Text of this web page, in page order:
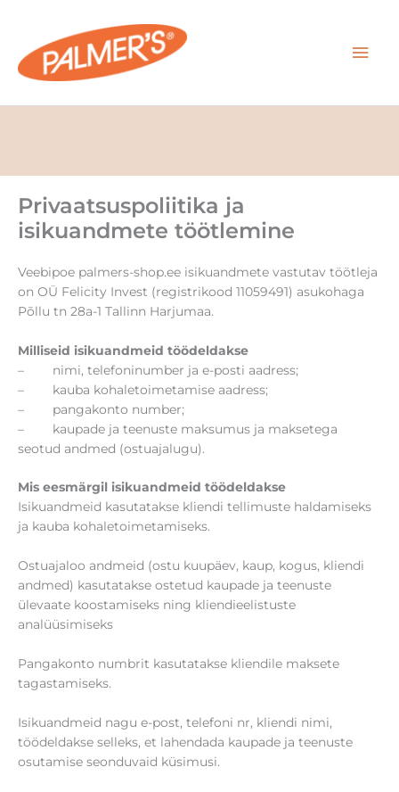
content
Privaatsuspoliitika ja
isikuandmete töötlemine
Veebipoe palmers-shop.ee isikuandmete vastutav töötleja
on OÜ Felicity Invest (registrikood 11059491) asukohaga
Põllu tn 28a-1 Tallinn Harjumaa.
Milliseid isikuandmeid töödeldakse
– nimi, telefoninumber ja e-posti aadress;
– kauba kohaletoimetamise aadress;
– pangakonto number;
– kaupade ja teenuste maksumus ja maksetega
seotud andmed (ostuajalugu).
Mis eesmärgil isikuandmeid töödeldakse
Isikuandmeid kasutatakse kliendi tellimuste haldamiseks
ja kauba kohaletoimetamiseks.
Ostuajaloo andmeid (ostu kuupäev, kaup, kogus, kliendi
andmed) kasutatakse ostetud kaupade ja teenuste
ülevaate koostamiseks ning kliendieelistuste
analüüsimiseks
Pangakonto numbrit kasutatakse kliendile maksete
tagastamiseks.
Isikuandmeid nagu e-post, telefoni nr, kliendi nimi,
töödeldakse selleks, et lahendada kaupade ja teenuste
osutamise seonduvaid küsimusi.